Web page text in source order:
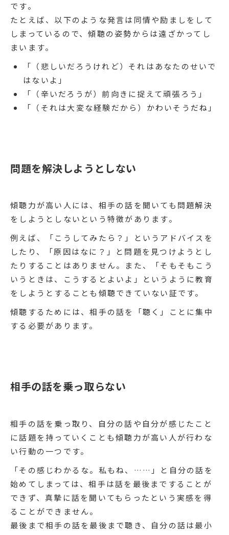
です。
たとえば、以下のような発言は同情や励ましをして
しまっているので、傾聴の姿勢からは遠ざかってし
まいます。
「（悲しいだろうけれど）それはあなたのせいで
はないよ」
「（辛いだろうが）前向きに捉えて頑張ろう」
「（それは大変な経験だから）かわいそうだね」
問題を解決しようとしない
傾聴力が高い人には、相手の話を聞いても問題解決
をしようとしないという特徴があります。
例えば、「こうしてみたら？」というアドバイスを
したり、「原因はなに？」と問題を見つけようとし
たりすることはありません。また、「そもそもこう
いうときは、こうするとよいよ」というように教育
をしようとすることも傾聴できていない証です。
傾聴するためには、相手の話を「聴く」ことに集中
する必要があります。
相手の話を乗っ取らない
相手の話を乗っ取り、自分の話や自分が感じたこと
に話題を持っていくことも傾聴力が高い人が行わな
い行動の一つです。
「その感じわかるな。私もね、……」と自分の話を
始めてしまっては、相手は話を最後まですることが
できず、真摯に話を聞いてもらったという実感を得
ることができません。
最後まで相手の話を最後まで聴き、自分の話は最小